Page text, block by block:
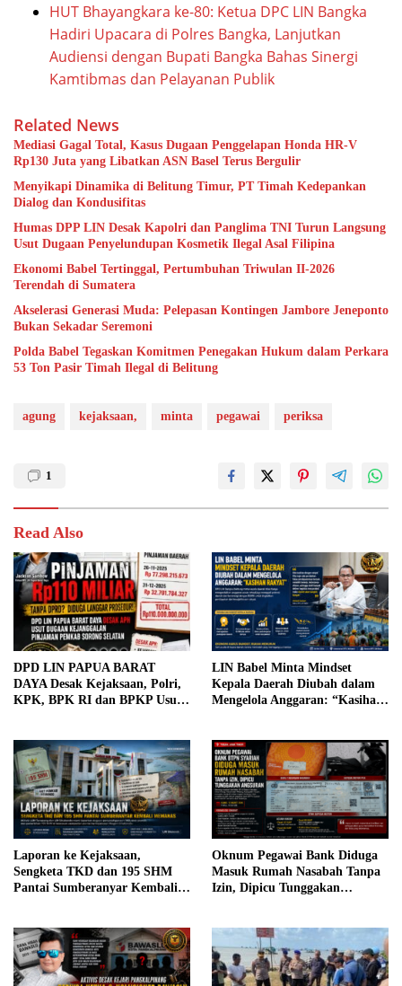
HUT Bhayangkara ke-80: Ketua DPC LIN Bangka
Hadiri Upacara di Polres Bangka, Lanjutkan
Audiensi dengan Bupati Bangka Bahas Sinergi
Kamtibmas dan Pelayanan Publik
Related News
Mediasi Gagal Total, Kasus Dugaan Penggelapan Honda HR-V
Rp130 Juta yang Libatkan ASN Basel Terus Bergulir
Menyikapi Dinamika di Belitung Timur, PT Timah Kedepankan
Dialog dan Kondusifitas
Humas DPP LIN Desak Kapolri dan Panglima TNI Turun Langsung
Usut Dugaan Penyelundupan Kosmetik Ilegal Asal Filipina
Ekonomi Babel Tertinggal, Pertumbuhan Triwulan II-2026
Terendah di Sumatera
Akselerasi Generasi Muda: Pelepasan Kontingen Jambore Jeneponto
Bukan Sekadar Seremoni
Polda Babel Tegaskan Komitmen Penegakan Hukum dalam Perkara
53 Ton Pasir Timah Ilegal di Belitung
agung kejaksaan, minta pegawai periksa
1
Read Also
DPD LIN PAPUA BARAT
DAYA Desak Kejaksaan, Polri,
KPK, BPK RI dan BPKP Usut
Selatan; Dugaan Libatkan
Empat Petinggi, APH Diminta
Bertindak Tegas.
LIN Babel Minta Mindset
Kepala Daerah Diubah dalam
Mengelola Anggaran: “Kasihan
Laporan ke Kejaksaan,
Sengketa TKD dan 195 SHM
Pantai Sumberanyar Kembali
Oknum Pegawai Bank Diduga
Masuk Rumah Nasabah Tanpa
Izin, Dipicu Tunggakan